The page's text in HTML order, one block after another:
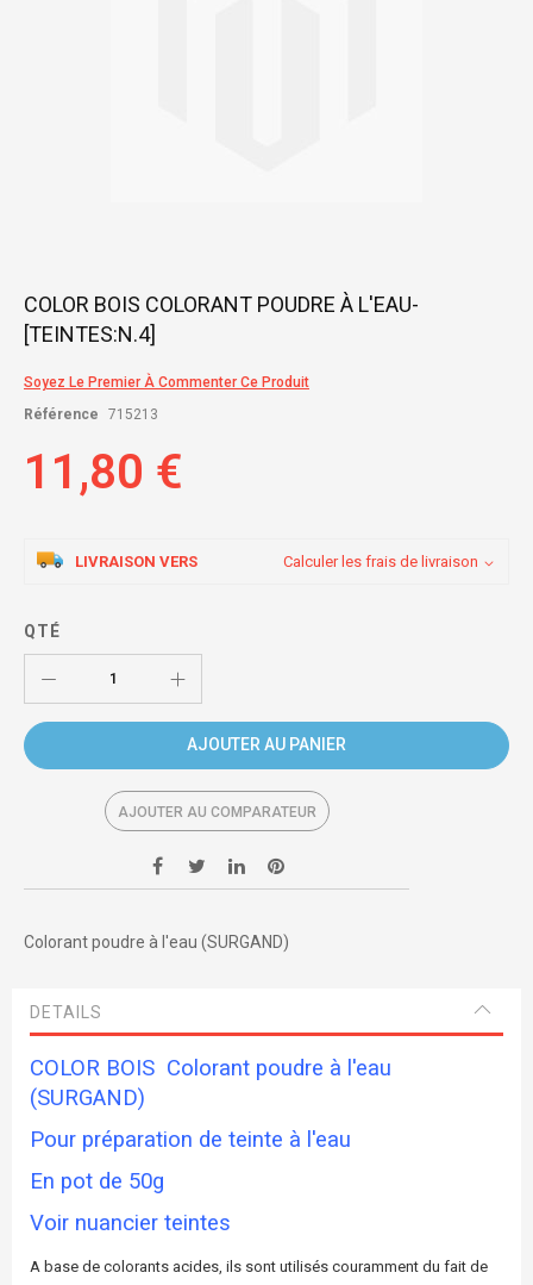
Skip
the
of
images
COLOR BOIS COLORANT POUDRE À L'EAU-
[TEINTES:N.4]
Soyez Le Premier À Commenter Ce Produit
Référence
715213
11,80 €
LIVRAISON VERS Calculer les frais de livraison
QTÉ
AJOUTER AU PANIER
AJOUTER AU COMPARATEUR
Colorant poudre à l'eau (SURGAND)
DETAILS
COLOR BOIS Colorant poudre à l'eau
(SURGAND)
Pour préparation de teinte à l'eau
En pot de 50g
Voir nuancier teintes
A base de colorants acides, ils sont utilisés couramment du fait de